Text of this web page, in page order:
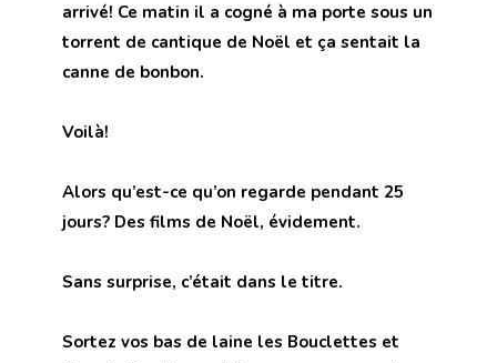
arrivé! Ce matin il a cogné à ma porte sous un
torrent de cantique de Noël et ça sentait la
canne de bonbon.
Voilà!
Alors qu’est-ce qu’on regarde pendant 25
jours? Des films de Noël, évidement.
Sans surprise, c’était dans le titre.
Sortez vos bas de laine les Bouclettes et